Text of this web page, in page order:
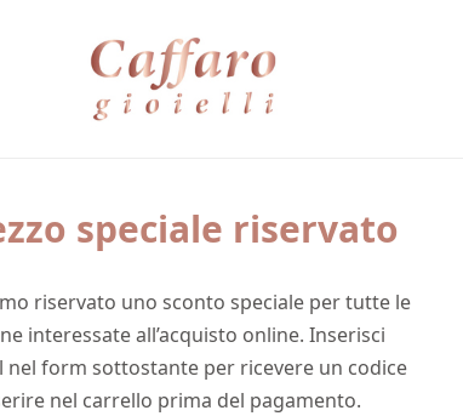
speciale riservato
riservato uno sconto speciale per tutte le
interessate all’acquisto online. Inserisci
nel form sottostante per ricevere un codice
nel carrello prima del pagamento.